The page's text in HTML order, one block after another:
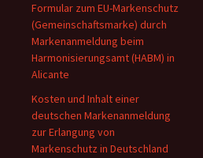
Formular zum EU-Markenschutz
(Gemeinschaftsmarke) durch
Markenanmeldung beim
Harmonisierungsamt (HABM) in
Alicante
Kosten und Inhalt einer
deutschen Markenanmeldung
zur Erlangung von
Markenschutz in Deutschland